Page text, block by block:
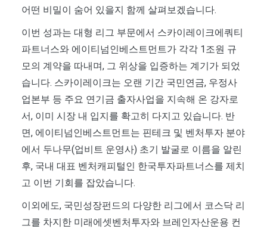
어떤 비밀이 숨어 있을지 함께 살펴보겠습니다.
이번 성과는 대형 리그 부문에서 스카이레이크에쿼티
파트너스와 에이티넘인베스트먼트가 각각 1조원 규
모의 계약을 따내며, 그 위상을 입증하는 계기가 되었
습니다. 스카이레이크는 오랜 기간 국민연금, 우정사
업본부 등 주요 연기금 출자사업을 지속해 온 강자로
서, 이미 시장 내 입지를 확고히 다지고 있습니다. 반
면, 에이티넘인베스트먼트는 핀테크 및 벤처투자 분야
에서 두나무(업비트 운영사) 초기 발굴로 이름을 알린
후, 국내 대표 벤처캐피털인 한국투자파트너스를 제치
고 이번 기회를 잡았습니다.
이외에도, 국민성장펀드의 다양한 리그에서 코스닥 리
그를 차지한 미래에셋벤처투자와 브레인자산운용 컨